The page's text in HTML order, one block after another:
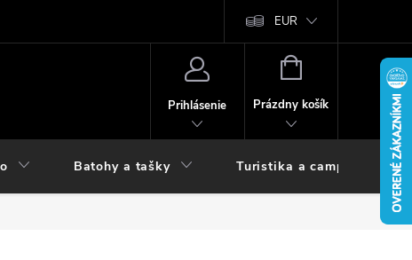
EUR
Prihlásenie
NÁKUPNÝ
Prázdny košík
Batohy a tašky Turistika a camping